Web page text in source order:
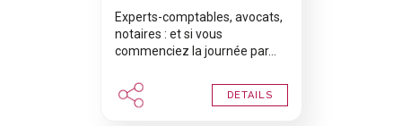
Experts-comptables, avocats,
notaires : et si vous
commenciez la journée par…
DETAILS